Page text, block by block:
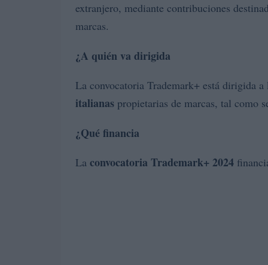
extranjero, mediante contribuciones
marcas.
¿A quién va dirigida
La convocatoria Trademark+ está dirigida a
italianas propietarias de marcas, tal como
¿Qué financia
La convocatoria Trademark+ 2024